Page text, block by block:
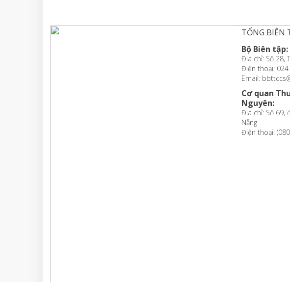
TỔNG BIÊN
Bộ Biên tập:
Địa chỉ: Số 28,
Điện thoại:
Email:
Cơ quan
Nguyên:
Địa chỉ: Số 69,
Nẵng
Điện thoại: